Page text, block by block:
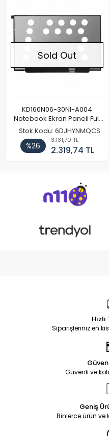
Sold Out
KD160N06-30NI-A004
Notebook Ekran Paneli Full
HD
Stok Kodu: 6DJHYNMQCS
%26
3.131,70 TL
2.319,74 TL
Siparişleriniz en
Güvenli ve
Geniş
Binlerce ürün